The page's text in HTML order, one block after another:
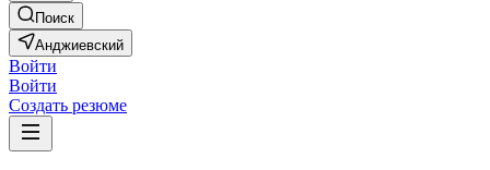
Поиск
Анджиевский
Войти
Войти
Создать резюме